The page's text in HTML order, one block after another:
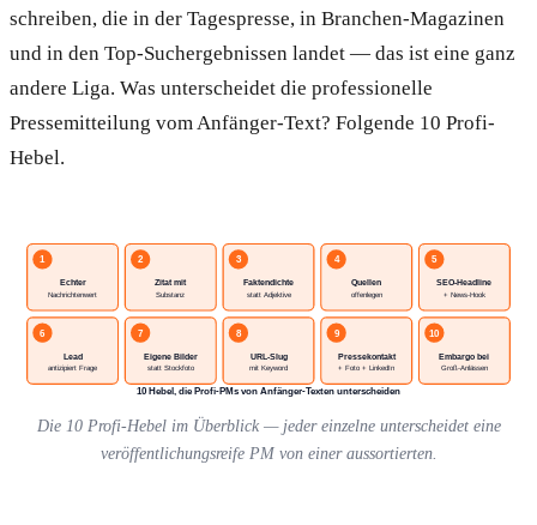
schreiben, die in der Tagespresse, in Branchen-Magazinen
und in den Top-Suchergebnissen landet — das ist eine ganz
andere Liga. Was unterscheidet die professionelle
Pressemitteilung vom Anfänger-Text? Folgende 10 Profi-
Hebel.
1
Echter
Nachrichtenwert
2
Zitat mit
Substanz
3
Faktendichte
statt Adjektive
4
Quellen
offenlegen
5
SEO-Headline
+ News-Hook
6
Lead
antizipiert Frage
7
Eigene Bilder
statt Stockfoto
8
URL-Slug
mit Keyword
9
Pressekontakt
+ Foto + LinkedIn
10
Embargo bei
Groß-Anlässen
10 Hebel, die Profi-PMs von Anfänger-Texten unterscheiden
Die 10 Profi-Hebel im Überblick — jeder einzelne unterscheidet eine
veröffentlichungsreife PM von einer aussortierten.